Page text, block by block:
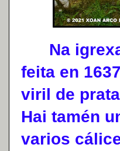
Na igrexa
feita en
viril de
Hai tamén
varios